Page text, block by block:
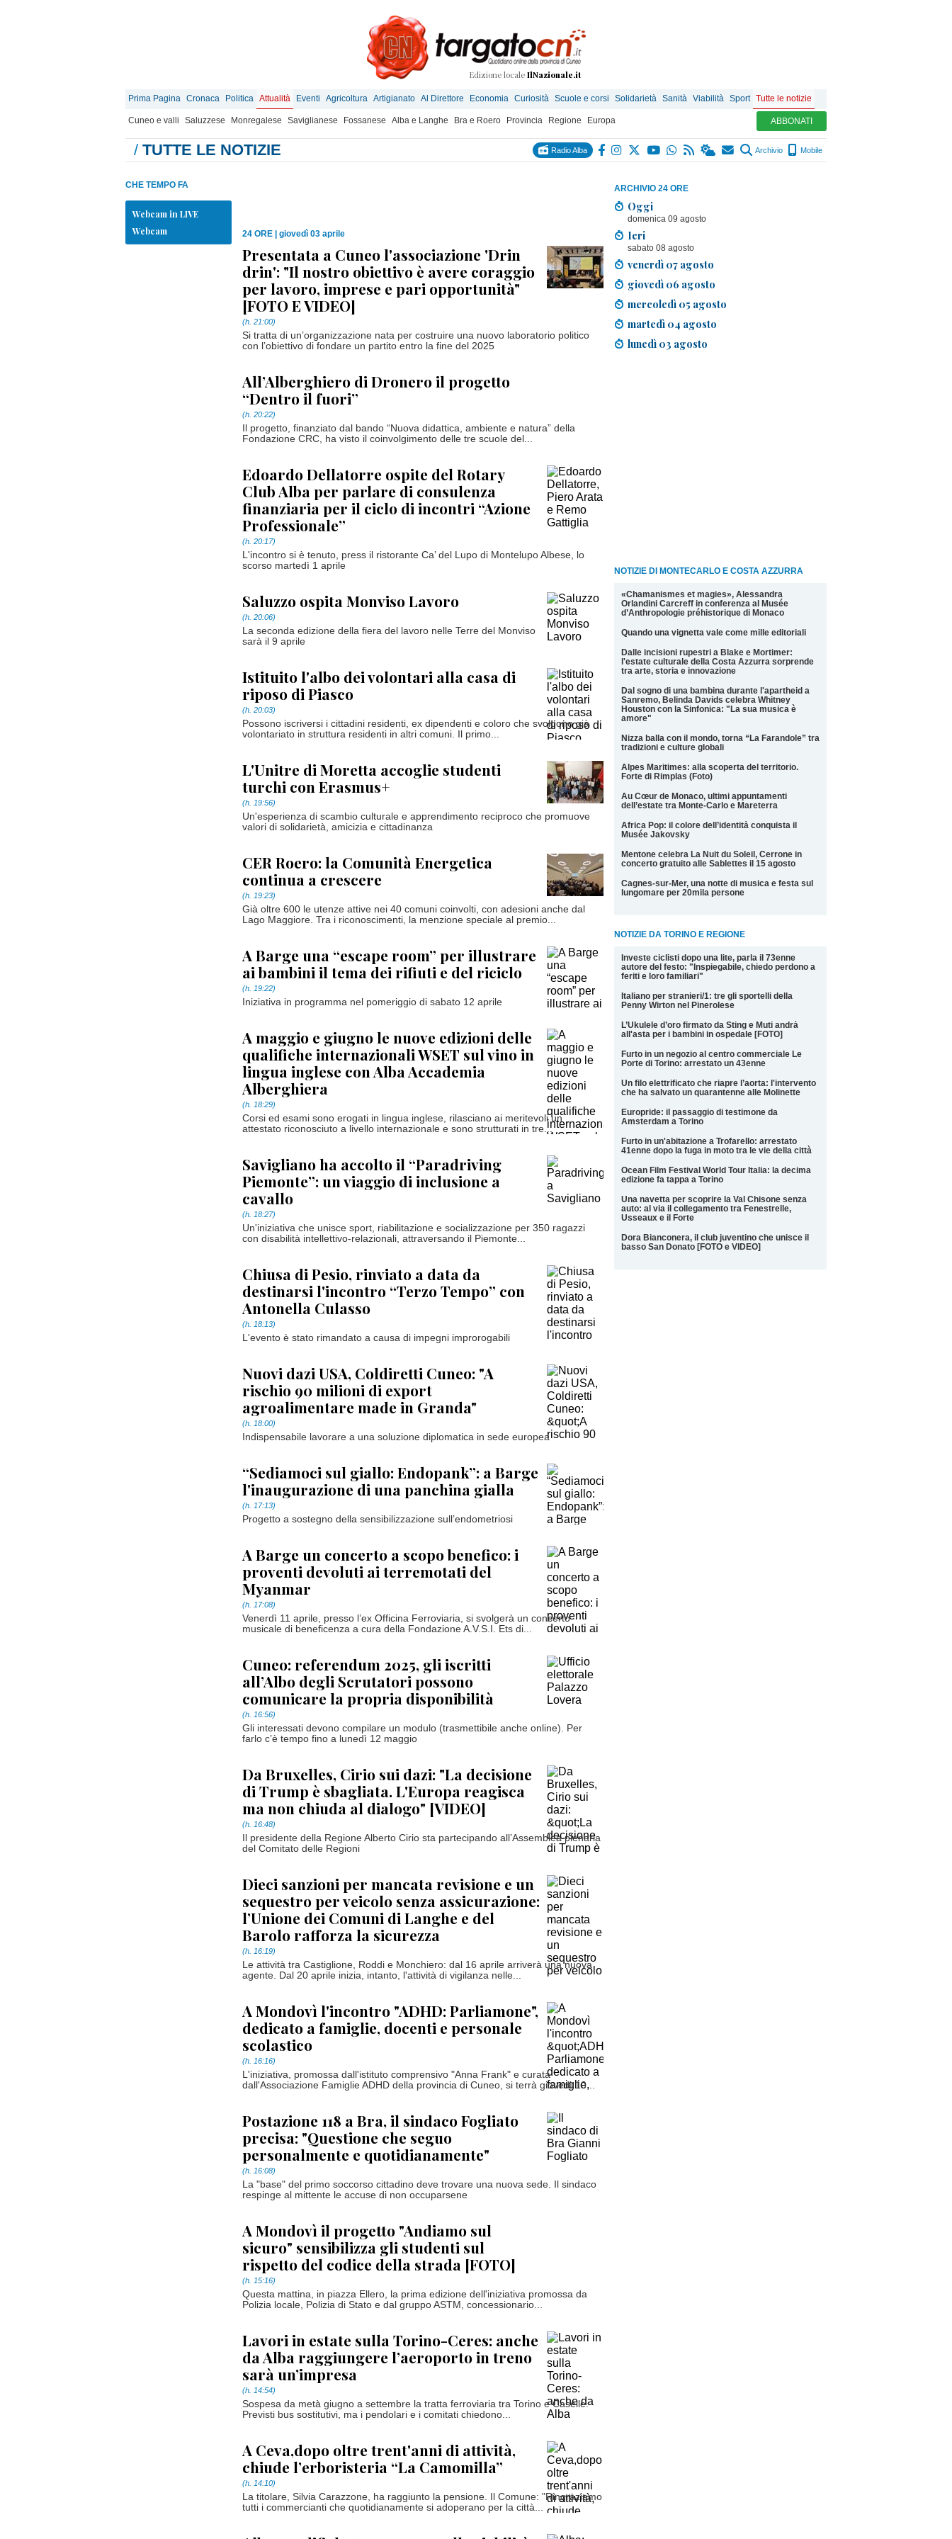
Edizione locale IlNazionale.it
Prima Pagina Cronaca Politica Attualità Eventi Agricoltura Artigianato Al Direttore Economia Curiosità Scuole e corsi Solidarietà Sanità Viabilità Sport Tutte le notizie
Cuneo e valli Saluzzese Monregalese Saviglianese Fossanese Alba e Langhe Bra e Roero Provincia Regione Europa ABBONATI
/ TUTTE LE NOTIZIE Radio Alba Archivio Mobile
ARCHIVIO 24 ORE
Oggi
domenica 09 agosto
Ieri
sabato 08 agosto
venerdì 07 agosto
giovedì 06 agosto
mercoledì 05 agosto
martedì 04 agosto
lunedì 03 agosto
NOTIZIE DI MONTECARLO E COSTA AZZURRA
«Chamanismes et magies», Alessandra
Orlandini Carcreff in conferenza al Musée
d’Anthropologie préhistorique di Monaco
Quando una vignetta vale come mille editoriali
Dalle incisioni rupestri a Blake e Mortimer:
l'estate culturale della Costa Azzurra sorprende
tra arte, storia e innovazione
Dal sogno di una bambina durante l'apartheid a
Sanremo, Belinda Davids celebra Whitney
Houston con la Sinfonica: "La sua musica è
amore"
Nizza balla con il mondo, torna “La Farandole” tra
tradizioni e culture globali
Alpes Maritimes: alla scoperta del territorio.
Forte di Rimplas (Foto)
Au Cœur de Monaco, ultimi appuntamenti
dell’estate tra Monte-Carlo e Mareterra
Africa Pop: il colore dell’identità conquista il
Musée Jakovsky
Mentone celebra La Nuit du Soleil, Cerrone in
concerto gratuito alle Sablettes il 15 agosto
Cagnes-sur-Mer, una notte di musica e festa sul
lungomare per 20mila persone
NOTIZIE DA TORINO E REGIONE
Investe ciclisti dopo una lite, parla il 73enne
autore del festo: "Inspiegabile, chiedo perdono a
feriti e loro familiari"
Italiano per stranieri/1: tre gli sportelli della
Penny Wirton nel Pinerolese
L’Ukulele d’oro firmato da Sting e Muti andrà
all'asta per i bambini in ospedale [FOTO]
Furto in un negozio al centro commerciale Le
Porte di Torino: arrestato un 43enne
Un filo elettrificato che riapre l’aorta: l'intervento
che ha salvato un quarantenne alle Molinette
Europride: il passaggio di testimone da
Amsterdam a Torino
Furto in un'abitazione a Trofarello: arrestato
41enne dopo la fuga in moto tra le vie della città
Ocean Film Festival World Tour Italia: la decima
edizione fa tappa a Torino
Una navetta per scoprire la Val Chisone senza
auto: al via il collegamento tra Fenestrelle,
Usseaux e il Forte
Dora Bianconera, il club juventino che unisce il
basso San Donato [FOTO e VIDEO]
CHE TEMPO FA
Webcam in LIVE
Webcam
24 ORE giovedì 03 aprile
Presentata a Cuneo l'associazione 'Drin
drin': "Il nostro obiettivo è avere coraggio
per lavoro, imprese e pari opportunità"
[FOTO E VIDEO]
(h. 21:00)
Si tratta di un’organizzazione nata per costruire una nuovo laboratorio politico
con l’obiettivo di fondare un partito entro la fine del 2025
All’Alberghiero di Dronero il progetto
“Dentro il fuori”
(h. 20:22)
Il progetto, finanziato dal bando “Nuova didattica, ambiente e natura” della
Fondazione CRC, ha visto il coinvolgimento delle tre scuole del...
Edoardo Dellatorre ospite del Rotary
Club Alba per parlare di consulenza
finanziaria per il ciclo di incontri “Azione
Professionale”
(h. 20:17)
L'incontro si è tenuto, press il ristorante Ca’ del Lupo di Montelupo Albese, lo
scorso martedì 1 aprile
Saluzzo ospita Monviso Lavoro
(h. 20:06)
La seconda edizione della fiera del lavoro nelle Terre del Monviso
sarà il 9 aprile
Istituito l'albo dei volontari alla casa di
riposo di Piasco
(h. 20:03)
Possono iscriversi i cittadini residenti, ex dipendenti e coloro che svolgono già
volontariato in struttura residenti in altri comuni. Il primo...
L'Unitre di Moretta accoglie studenti
turchi con Erasmus+
(h. 19:56)
Un'esperienza di scambio culturale e apprendimento reciproco che promuove
valori di solidarietà, amicizia e cittadinanza
CER Roero: la Comunità Energetica
continua a crescere
(h. 19:23)
Già oltre 600 le utenze attive nei 40 comuni coinvolti, con adesioni anche dal
Lago Maggiore. Tra i riconoscimenti, la menzione speciale al premio...
A Barge una “escape room” per illustrare
ai bambini il tema dei rifiuti e del riciclo
(h. 19:22)
Iniziativa in programma nel pomeriggio di sabato 12 aprile
A maggio e giugno le nuove edizioni delle
qualifiche internazionali WSET sul vino in
lingua inglese con Alba Accademia
Alberghiera
(h. 18:29)
Corsi ed esami sono erogati in lingua inglese, rilasciano ai meritevoli un
attestato riconosciuto a livello internazionale e sono strutturati in tre...
Savigliano ha accolto il “Paradriving
Piemonte”: un viaggio di inclusione a
cavallo
(h. 18:27)
Un'iniziativa che unisce sport, riabilitazione e socializzazione per 350 ragazzi
con disabilità intellettivo-relazionali, attraversando il Piemonte...
Chiusa di Pesio, rinviato a data da
destinarsi l'incontro “Terzo Tempo” con
Antonella Culasso
(h. 18:13)
L'evento è stato rimandato a causa di impegni improrogabili
Nuovi dazi USA, Coldiretti Cuneo: "A
rischio 90 milioni di export
agroalimentare made in Granda"
(h. 18:00)
Indispensabile lavorare a una soluzione diplomatica in sede europea
“Sediamoci sul giallo: Endopank”: a Barge
l'inaugurazione di una panchina gialla
(h. 17:13)
Progetto a sostegno della sensibilizzazione sull’endometriosi
A Barge un concerto a scopo benefico: i
proventi devoluti ai terremotati del
Myanmar
(h. 17:08)
Venerdì 11 aprile, presso l’ex Officina Ferroviaria, si svolgerà un concerto
musicale di beneficenza a cura della Fondazione A.V.S.I. Ets di...
Cuneo: referendum 2025, gli iscritti
all’Albo degli Scrutatori possono
comunicare la propria disponibilità
(h. 16:56)
Gli interessati devono compilare un modulo (trasmettibile anche online). Per
farlo c’è tempo fino a lunedì 12 maggio
Da Bruxelles, Cirio sui dazi: "La decisione
di Trump è sbagliata. L'Europa reagisca
ma non chiuda al dialogo" [VIDEO]
(h. 16:48)
Il presidente della Regione Alberto Cirio sta partecipando all’Assemblea plenaria
del Comitato delle Regioni
Dieci sanzioni per mancata revisione e un
sequestro per veicolo senza assicurazione:
l’Unione dei Comuni di Langhe e del
Barolo rafforza la sicurezza
(h. 16:19)
Le attività tra Castiglione, Roddi e Monchiero: dal 16 aprile arriverà una nuova
agente. Dal 20 aprile inizia, intanto, l'attività di vigilanza nelle...
A Mondovì l'incontro "ADHD: Parliamone",
dedicato a famiglie, docenti e personale
scolastico
(h. 16:16)
L'iniziativa, promossa dall'istituto comprensivo "Anna Frank" e curata
dall'Associazione Famiglie ADHD della provincia di Cuneo, si terrà giovedì 10...
Postazione 118 a Bra, il sindaco Fogliato
precisa: "Questione che seguo
personalmente e quotidianamente"
(h. 16:08)
La "base" del primo soccorso cittadino deve trovare una nuova sede. Il sindaco
respinge al mittente le accuse di non occuparsene
A Mondovì il progetto "Andiamo sul
sicuro" sensibilizza gli studenti sul
rispetto del codice della strada [FOTO]
(h. 15:16)
Questa mattina, in piazza Ellero, la prima edizione dell'iniziativa promossa da
Polizia locale, Polizia di Stato e dal gruppo ASTM, concessionario...
Lavori in estate sulla Torino-Ceres: anche
da Alba raggiungere l’aeroporto in treno
sarà un’impresa
(h. 14:54)
Sospesa da metà giugno a settembre la tratta ferroviaria tra Torino e Caselle.
Previsti bus sostitutivi, ma i pendolari e i comitati chiedono...
A Ceva,dopo oltre trent'anni di attività,
chiude l’erboristeria “La Camomilla”
(h. 14:10)
La titolare, Silvia Carazzone, ha raggiunto la pensione. Il Comune: "Ringraziamo
tutti i commercianti che quotidianamente si adoperano per la città...